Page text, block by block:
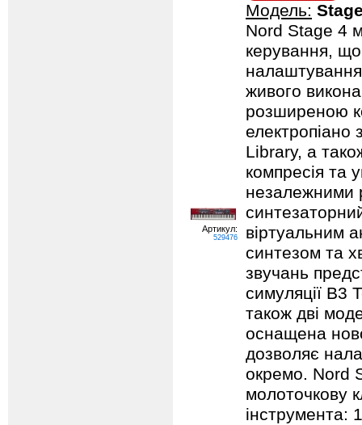
Артикул:
529476
Модель:
Nord Stage 4
керування, що
налаштування
живого
розширеною
електропіано
Library, а
компресія та
незалежними
віртуальним
синтезом та
звучань
симуляції B3
також дві
оснащена
дозволяє
окремо. Nord
молоточкову
інструмента: